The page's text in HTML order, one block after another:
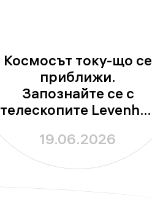
Космосът току-що се
приближи.
Запознайте се с
телескопите Levenhuk
19.06.2026